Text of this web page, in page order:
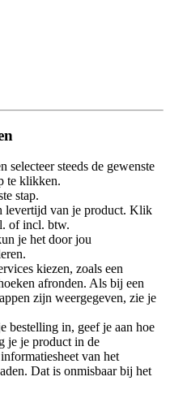
selecteer steeds de gewenste
te klikken.
stap.
levertijd van je product. Klik
of incl. btw.
je het door jou
kiezen, zoals een
afronden. Als bij een
zijn weergegeven, zie je
bestelling in, geef je aan hoe
je je product in de
van het
Dat is onmisbaar bij het